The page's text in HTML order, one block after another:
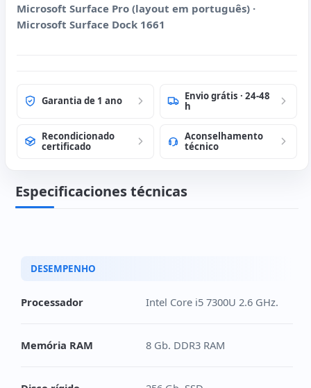
Microsoft Surface Pro (layout em português) ·
Microsoft Surface Dock 1661
Garantia de 1 ano
Envio grátis · 24-48
h
Recondicionado
certificado
Aconselhamento
técnico
Especificaciones técnicas
DESEMPENHO
Processador Intel Core i5 7300U 2.6 GHz.
Memória RAM 8 Gb. DDR3 RAM